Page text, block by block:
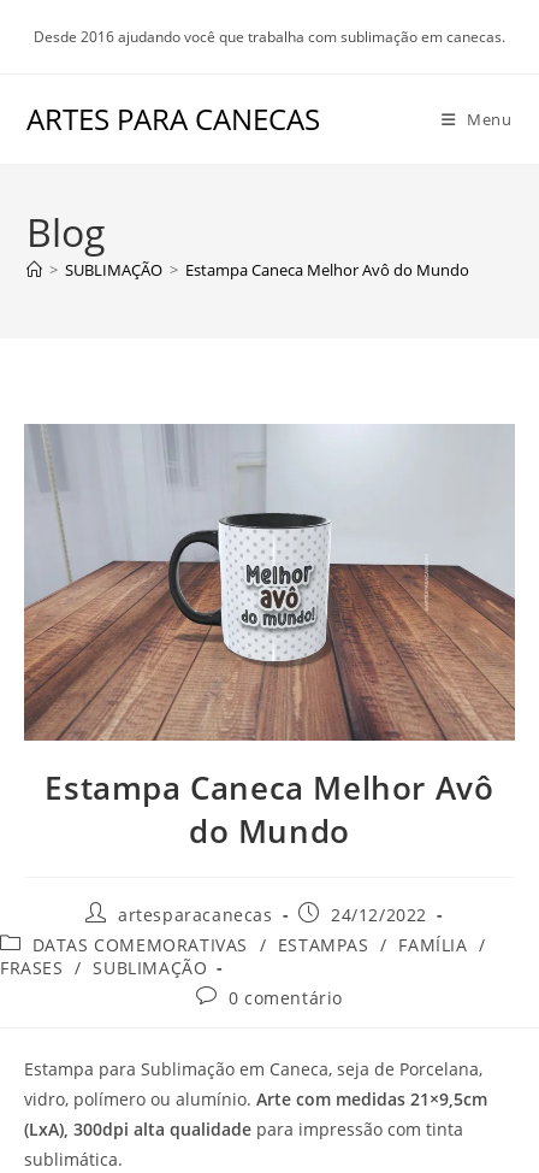
para
conteúdo
Desde 2016 ajudando você que trabalha com sublimação em canecas.
ARTES PARA CANECAS Menu
Blog
> SUBLIMAÇÃO > Estampa Caneca Melhor Avô do Mundo
Estampa Caneca Melhor Avô
do Mundo
Autor
do
post:
artesparacanecas
Post
publicado:
24/12/2022
Categoria
do
DATAS COMEMORATIVAS / ESTAMPAS / FAMÍLIA /
FRASES / SUBLIMAÇÃO
Comentários
0 comentário
Estampa para Sublimação em Caneca, seja de Porcelana,
vidro, polímero ou alumínio. Arte com medidas 21×9,5cm
(LxA), 300dpi alta qualidade para impressão com tinta
sublimática.